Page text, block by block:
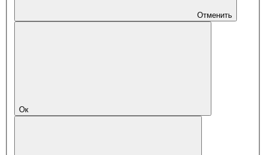
Отменить
Ок